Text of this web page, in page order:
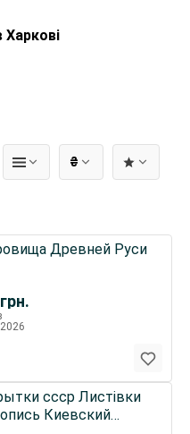
₴
грн.
Древней Руси
ссср Листівки
Киевский